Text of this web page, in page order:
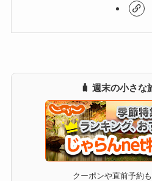
🧳 週末の小さな
クーポンや直前予約